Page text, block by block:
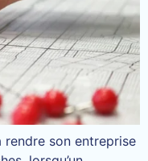
son entreprise